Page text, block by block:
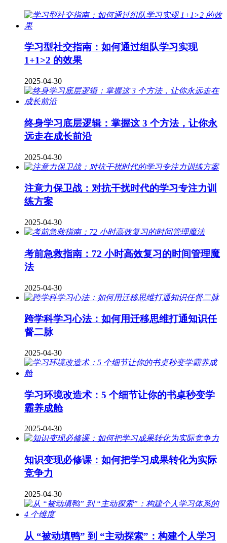
学习型社交指南：如何通过组队学习实现
1+1>2 的效果
2025-04-30
终身学习底层逻辑：掌握这 3 个方法，让你永
远走在成长前沿
2025-04-30
注意力保卫战：对抗干扰时代的学习专注力训
练方案
2025-04-30
考前急救指南：72 小时高效复习的时间管理魔
法
2025-04-30
跨学科学习心法：如何用迁移思维打通知识任
督二脉
2025-04-30
学习环境改造术：5 个细节让你的书桌秒变学
霸养成舱
2025-04-30
知识变现必修课：如何把学习成果转化为实际
竞争力
2025-04-30
从 “被动填鸭” 到 “主动探索”：构建个人学习